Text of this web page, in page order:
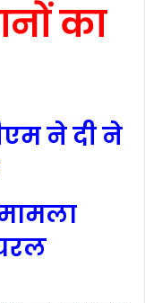
का
ने दी ने